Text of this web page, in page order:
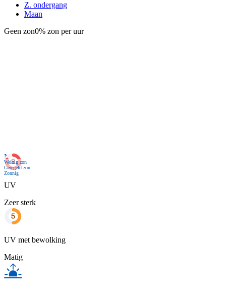
Z. ondergang
Maan
Geen zon0% zon per uur
Nu
Weinig zon
Geregeld zon
Zonnig
UV
Zeer sterk
UV met bewolking
Matig